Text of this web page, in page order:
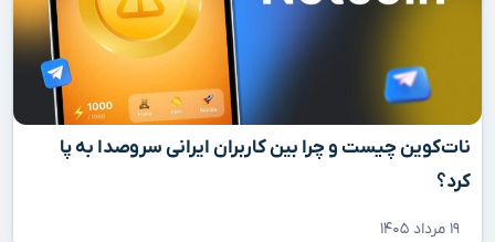
نات‌کوین چیست و چرا بین کاربران ایرانی سروصدا به پا
کرد؟
۱۹ مرداد ۱۴۰۵